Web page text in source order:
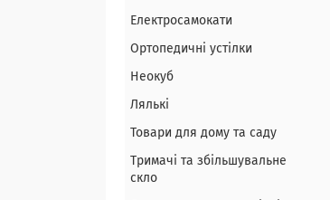
Електросамокати
Ортопедичні устілки
Неокуб
Лялькі
Товари для дому та саду
Тримачі та збільшувальне
скло